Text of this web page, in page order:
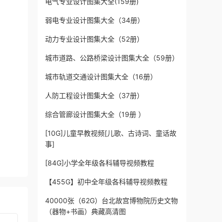
弱电专业设计图集大全（34册）
动力专业设计图集大全（52册）
城市道路、公路桥梁设计图集大全（59册）
城市轨道交通设计图集大全（16册）
人防工程设计图集大全（37册）
综合管廊设计图集大全（19册 ）
[10G]儿童早教视频[儿歌、古诗词、童话故
事]
[84G]小学全年级各科辅导视频教程
【455G】初中全年级各科辅导视频教程
40000张（62G）台北故宫博物院历史文物
（器物+书画）典藏高清图